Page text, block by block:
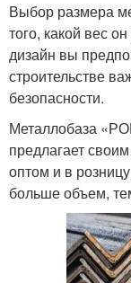
Выбор размера
того, какой вес
дизайн вы
строительстве
безопасности.
Металлобаза
предлагает
оптом и в
больше объем,